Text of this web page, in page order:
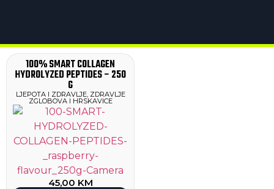
100% SMART COLLAGEN
HYDROLYZED PEPTIDES – 250
G
LJEPOTA I ZDRAVLJE, ZDRAVLJE
ZGLOBOVA I HRSKAVICE
45,00 KM